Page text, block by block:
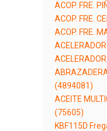
ACOP. FRE.
ACOP. FRE.
ACOP. FRE.
(4894081)
ACEITE
(75605)
KBF115D